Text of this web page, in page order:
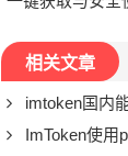
相关文章
imtoken国内
ImToken使用